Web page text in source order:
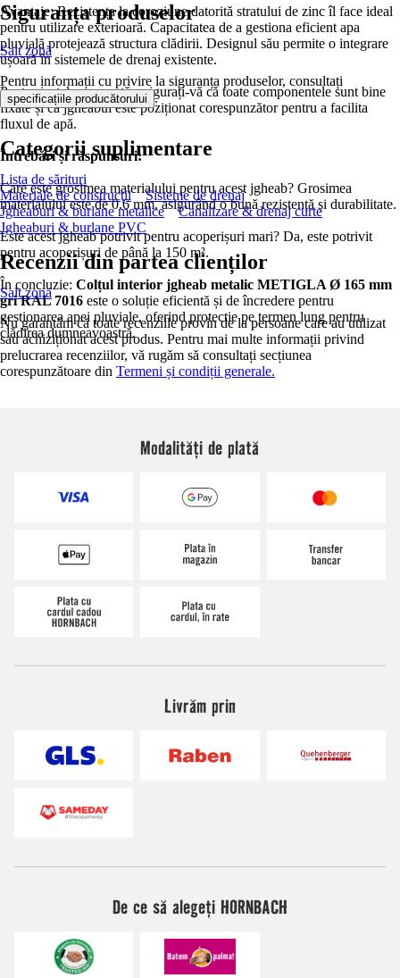
Avantaje: Rezistența la coroziune datorită stratului de zinc îl face ideal
pentru utilizare exterioară. Capacitatea de a gestiona eficient apa
pluvială protejează structura clădirii. Designul său permite o integrare
ușoară în sistemele de drenaj existente.
Pentru instalare corectă, asigurați-vă că toate componentele sunt bine
fixate și că jgheabul este poziționat corespunzător pentru a facilita
fluxul de apă.
Întrebări și răspunsuri:
Care este grosimea materialului pentru acest jgheab? Grosimea
materialului este de 0.6 mm, asigurând o bună rezistență și durabilitate.
Este acest jgheab potrivit pentru acoperișuri mari? Da, este potrivit
pentru acoperișuri de până la 150 m².
În concluzie: Colțul interior jgheab metalic METIGLA Ø 165 mm
gri RAL 7016 este o soluție eficientă și de încredere pentru
gestionarea apei pluviale, oferind protecție pe termen lung pentru
clădirea dumneavoastră.
Siguranța produselor
Salt zonă
Pentru informații cu privire la siguranța produselor, consultați
specificațiile producătorului .
Categorii suplimentare
Lista de sărituri
Materiale de construcţii
Sisteme de drenaj
Jgheaburi & burlane metalice
Canalizare & drenaj curte
Jgheaburi & burlane PVC
Recenzii din partea clienților
Salt zonă
Nu garantăm că toate recenziile provin de la persoane care au utilizat
sau achiziționat acest produs. Pentru mai multe informații privind
prelucrarea recenziilor, vă rugăm să consultați secțiunea
corespunzătoare din Termeni și condiții generale.
Modalități de plată
Livrăm prin
De ce să alegeți HORNBACH